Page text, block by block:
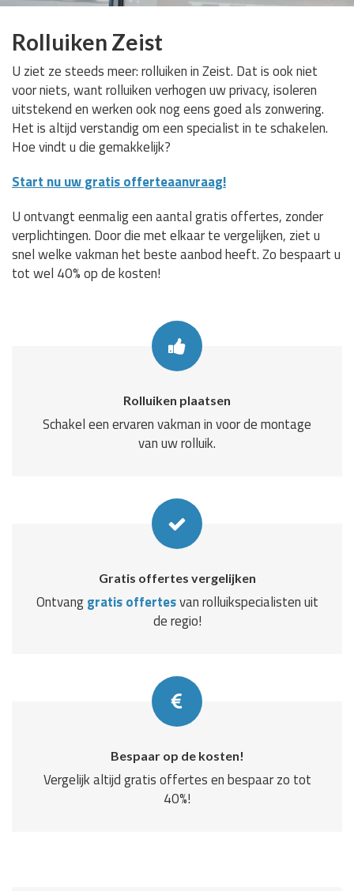
Rolluiken Zeist
U ziet ze steeds meer: rolluiken in Zeist. Dat is ook niet
voor niets, want rolluiken verhogen uw privacy, isoleren
uitstekend en werken ook nog eens goed als zonwering.
Het is altijd verstandig om een specialist in te schakelen.
Hoe vindt u die gemakkelijk?
Start nu uw gratis offerteaanvraag!
U ontvangt eenmalig een aantal gratis offertes, zonder
verplichtingen. Door die met elkaar te vergelijken, ziet u
snel welke vakman het beste aanbod heeft. Zo bespaart u
tot wel 40% op de kosten!
Rolluiken plaatsen
Schakel een ervaren vakman in voor de montage
van uw rolluik.
Gratis offertes vergelijken
Ontvanggratis offertesvan rolluikspecialisten uit
de regio!
Bespaar op de kosten!
Vergelijk altijd gratis offertes en bespaar zo tot
40%!